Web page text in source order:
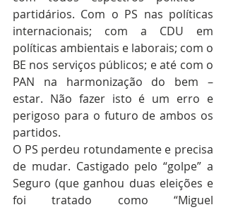
partidários. Com o PS nas políticas
internacionais; com a CDU em
políticas ambientais e laborais; com o
BE nos serviços públicos; e até com o
PAN na harmonização do bem –
estar. Não fazer isto é um erro e
perigoso para o futuro de ambos os
partidos.
O PS perdeu rotundamente e precisa
de mudar. Castigado pelo “golpe” a
Seguro (que ganhou duas eleições e
foi tratado como “Miguel